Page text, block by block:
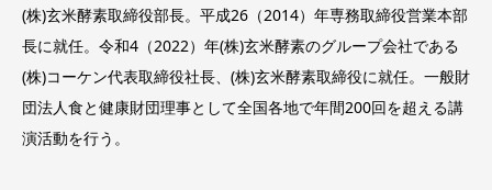
(株)玄米酵素取締役部長。平成26（2014）年専務取締役営業本部
長に就任。令和4（2022）年(株)玄米酵素のグループ会社である
(株)コーケン代表取締役社長、(株)玄米酵素取締役に就任。一般財
団法人食と健康財団理事として全国各地で年間200回を超える講
演活動を行う。